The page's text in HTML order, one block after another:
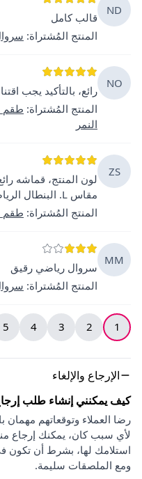
ND
قالب كامل
المنتج المُشتراة:
NO
رائع، بالتأكيد يجب
المنتج المُشتراة: طقم
النمر
ZS
مقاس L. البنطال الرياضي كان ضيقًا قليلاً فقط.
المنتج المُشتراة: طقم
MM
سروال رياضي رقيق
المنتج المُشتراة:
1
2
3
4
5
الإرجاع والإلغاء
كيف يمكنني إنشاء طلب
رضا العملاء وتوقعاتهم مهمان
استلامك لها، بشرط أن تكون
ومع الملصقات سليمة.